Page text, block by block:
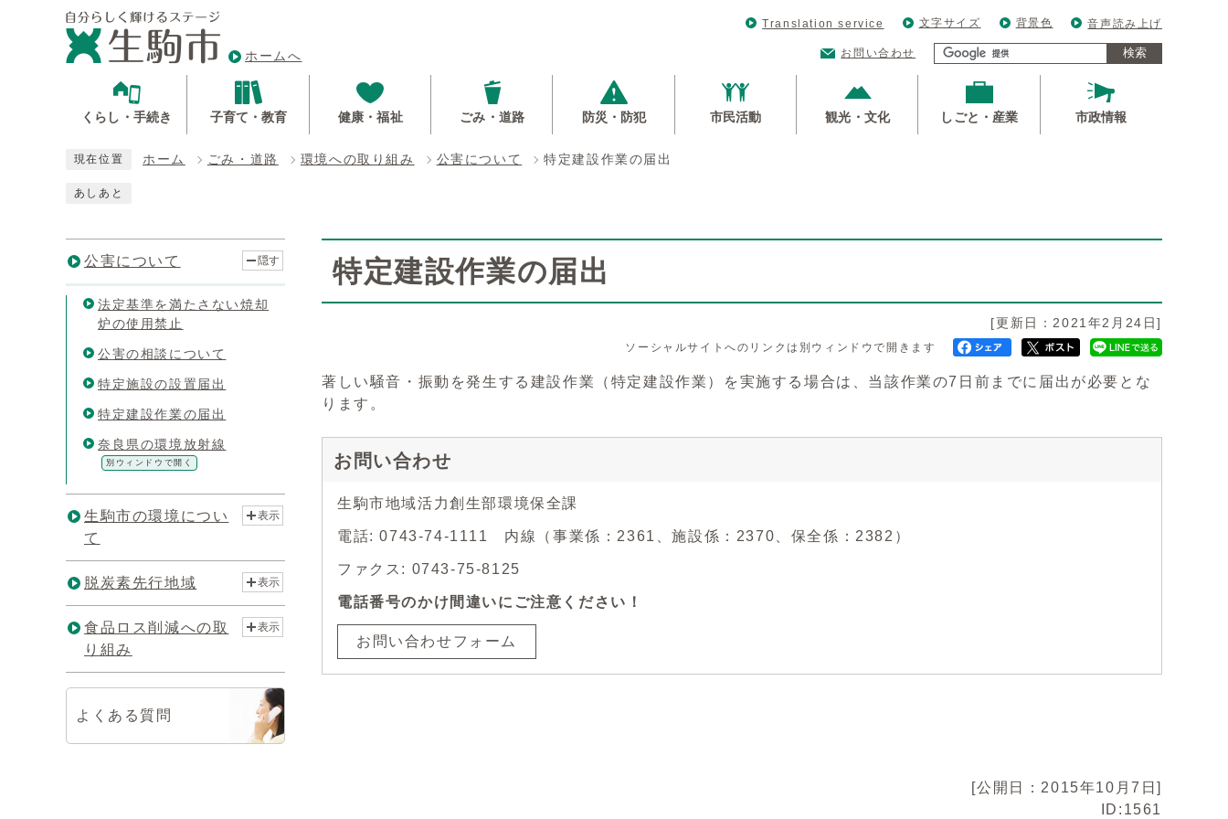
ホームへ
Translation service 文字サイズ 背景色 音声読み上げ
お問い合わせ 検索
くらし・手続き 子育て・教育 健康・福祉 ごみ・道路 防災・防犯 市民活動 観光・文化 しごと・産業 市政情報
現在位置 ホーム ごみ・道路 環境への取り組み 公害について 特定建設作業の届出
あしあと
特定建設作業の届出
[更新日：2021年2月24日]
ソーシャルサイトへのリンクは別ウィンドウで開きます
著しい騒音・振動を発生する建設作業（特定建設作業）を実施する場合は、当該作業の7日前までに届出が必要とな
ります。
お問い合わせ
生駒市地域活力創生部環境保全課
電話: 0743-74-1111 内線（事業係：2361、施設係：2370、保全係：2382）
ファクス: 0743-75-8125
電話番号のかけ間違いにご注意ください！
お問い合わせフォーム
公害について 隠す
法定基準を満たさない焼却
炉の使用禁止
公害の相談について
特定施設の設置届出
特定建設作業の届出
奈良県の環境放射線
別ウィンドウで開く
生駒市の環境につい
て
表示
脱炭素先行地域 表示
食品ロス削減への取
り組み
表示
よくある質問
[公開日：2015年10月7日]
ID:1561